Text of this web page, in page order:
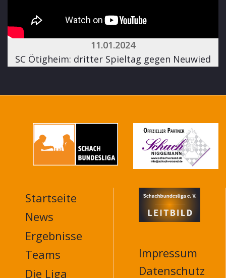
11.01.2024
SC Ötigheim: dritter Spieltag gegen Neuwied
MAIN
NAVIGATION
FOOTER
Startseite
News
Ergebnisse
Teams
Die Liga
Impressum
Datenschutz